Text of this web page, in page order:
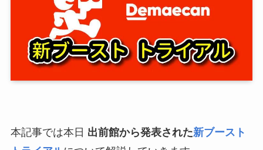
本記事では本日 出前館から発表された新ブースト